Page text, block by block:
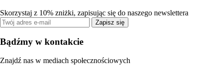
Skorzystaj z 10% zniżki, zapisując się do naszego newslettera
Zapisz się
Bądźmy w kontakcie
Znajdź nas w mediach społecznościowych